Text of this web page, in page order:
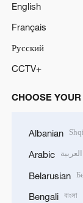
English
Français
Русский
CCTV+
CHOOSE
Albanian
Arabic العربية
Belarusian
Bengali বাংলা